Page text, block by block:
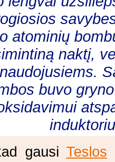
atominių
naktį,
buvo
gausi Teslos